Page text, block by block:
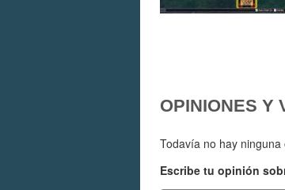
OPINIONES Y
Todavía no hay ninguna
Escribe tu opinión